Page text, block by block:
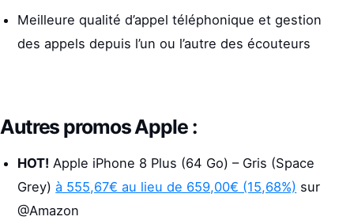
Meilleure qualité d’appel téléphonique et gestion
des appels depuis l’un ou l’autre des écouteurs
Autres promos Apple :
HOT! Apple iPhone 8 Plus (64 Go) – Gris (Space
Grey)à 555,67€ au lieu de 659,00€ (15,68%) sur
@Amazon